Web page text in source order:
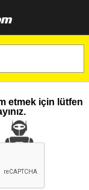
etmek için lütfen